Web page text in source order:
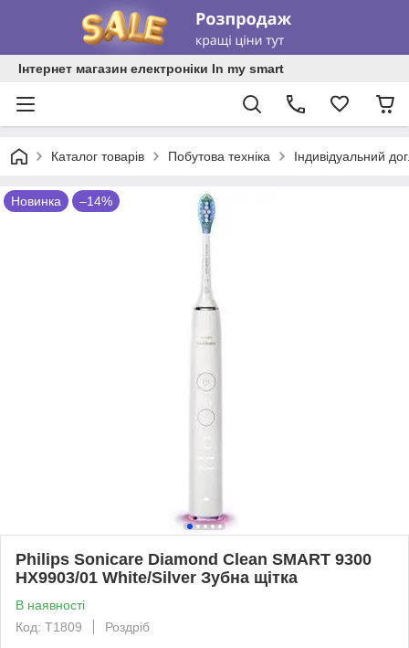
Інтернет магазин електроніки In my smart
Каталог товарів Побутова техніка Індивідуальний
Новинка –14%
Philips Sonicare Diamond Clean SMART 9300
HX9903/01 White/Silver Зубна щітка
В наявності
Код: T1809
Роздріб